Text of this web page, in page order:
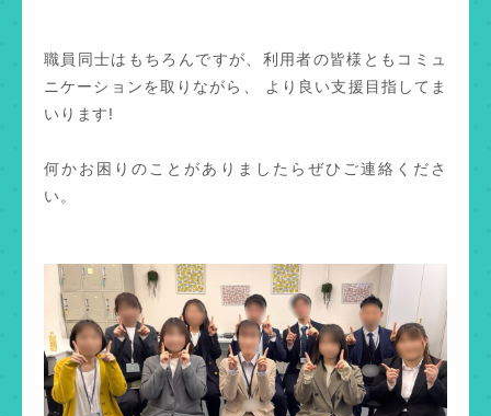
職員同士はもちろんですが、利用者の皆様ともコミュ
ニケーションを取りながら、 より良い支援目指してま
いります!
何かお困りのことがありましたらぜひご連絡くださ
い。